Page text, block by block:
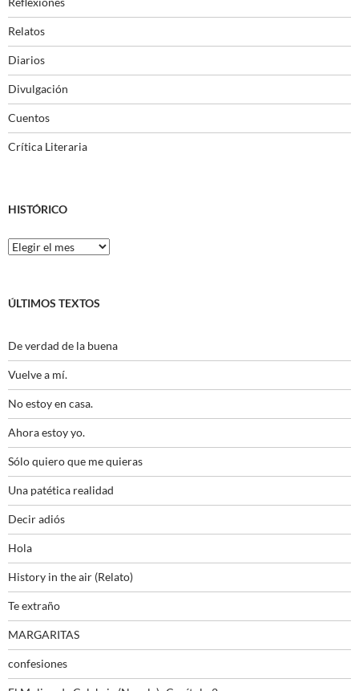
Relatos
Diarios
Divulgación
Cuentos
Crítica Literaria
HISTÓRICO
Histórico
ÚLTIMOS TEXTOS
De verdad de la buena
Vuelve a mí.
No estoy en casa.
Ahora estoy yo.
Sólo quiero que me quieras
Una patética realidad
Decir adiós
Hola
History in the air (Relato)
Te extraño
MARGARITAS
confesiones